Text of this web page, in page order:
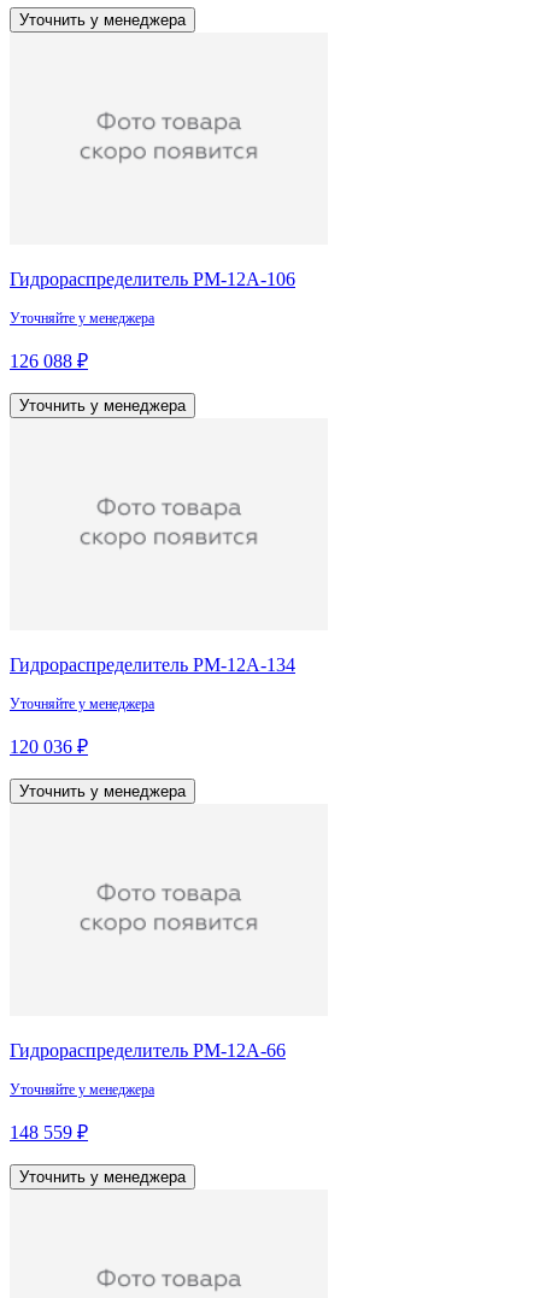
Уточнить у менеджера
Гидрораспределитель РМ-12А-106
Уточняйте у менеджера
126 088 ₽
Уточнить у менеджера
Гидрораспределитель РМ-12А-134
Уточняйте у менеджера
120 036 ₽
Уточнить у менеджера
Гидрораспределитель РМ-12А-66
Уточняйте у менеджера
148 559 ₽
Уточнить у менеджера